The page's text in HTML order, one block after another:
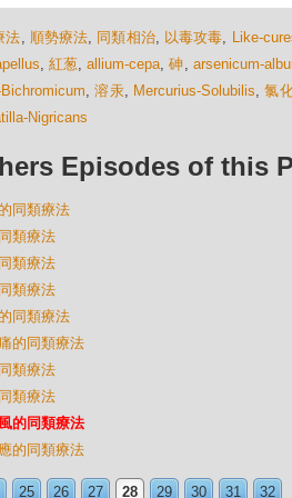
法, 順勢療法, 同類相治, 以毒攻毒, Like-
, 紅葱,allium-cepa,砷, arsenicum-
,溶汞, Mercurius-Solubilis,氯
Nigricans
Episodes of this
同類療法
類療法
類療法
類療法
同類療法
的同類療法
類療法
類療法
的同類療法
的同類療法
25 26 27 28 29 30 31 32